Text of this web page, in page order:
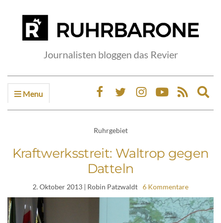
Journalisten bloggen das Revier
Menu
Ruhrgebiet
Kraftwerksstreit: Waltrop gegen
Datteln
2. Oktober 2013 | Robin Patzwaldt 6 Kommentare